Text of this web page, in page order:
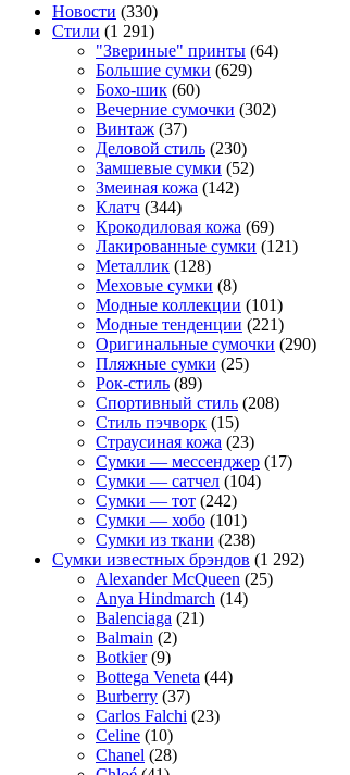
Новости (330)
Стили (1 291)
"Звериные" принты (64)
Большие сумки (629)
Бохо-шик (60)
Вечерние сумочки (302)
Винтаж (37)
Деловой стиль (230)
Замшевые сумки (52)
Змеиная кожа (142)
Клатч (344)
Крокодиловая кожа (69)
Лакированные сумки (121)
Металлик (128)
Меховые сумки (8)
Модные коллекции (101)
Модные тенденции (221)
Оригинальные сумочки (290)
Пляжные сумки (25)
Рок-стиль (89)
Спортивный стиль (208)
Стиль пэчворк (15)
Страусиная кожа (23)
Сумки — мессенджер (17)
Сумки — сатчел (104)
Сумки — тот (242)
Сумки — хобо (101)
Сумки из ткани (238)
Сумки известных брэндов (1 292)
Alexander McQueen (25)
Anya Hindmarch (14)
Balenciaga (21)
Balmain (2)
Botkier(9)
Bottega Veneta (44)
Burberry (37)
Carlos Falchi (23)
Celine (10)
Chanel (28)